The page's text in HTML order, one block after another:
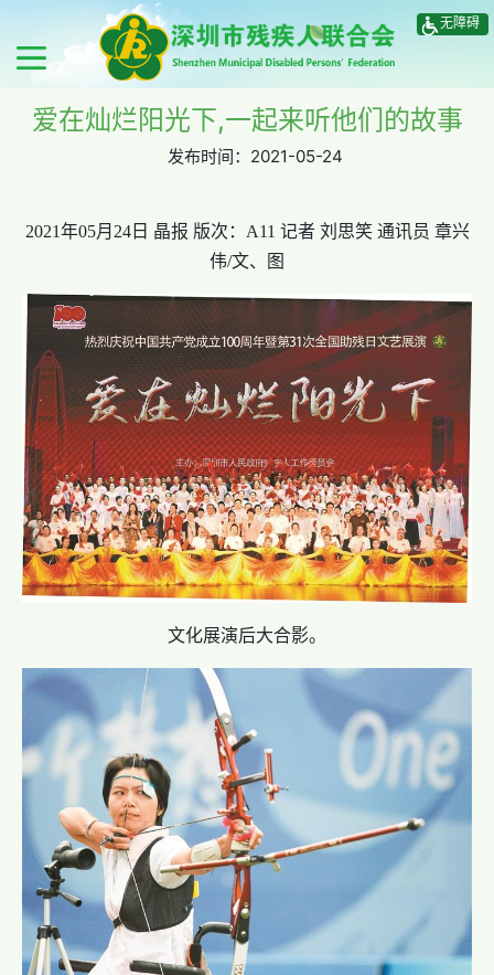
无障碍
爱在灿烂阳光下,一起来听他们的故事
发布时间： 2021-05-24
2021年05月24日 晶报 版次：A11 记者 刘思笑 通讯员 章兴
伟/文、图
文化展演后大合影。